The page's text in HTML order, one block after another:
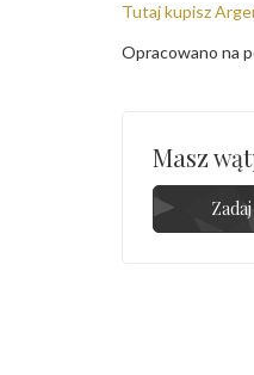
Tutaj kupisz
Opracowano na
Masz